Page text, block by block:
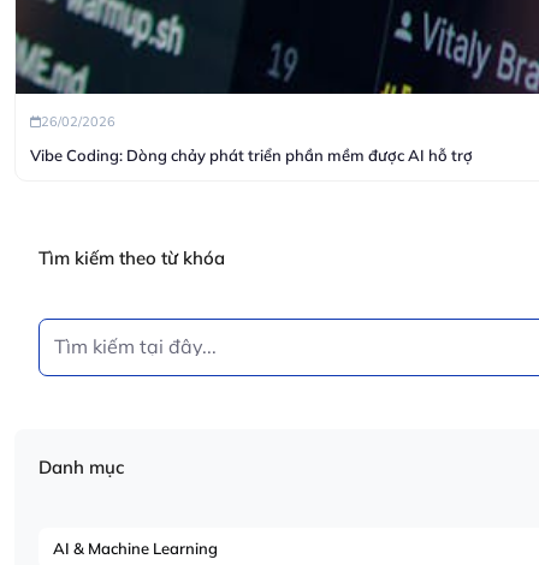
26/02/2026
Vibe Coding: Dòng chảy phát triển phần mềm được AI hỗ trợ
Tìm kiếm theo từ khóa
Danh mục
AI & Machine Learning